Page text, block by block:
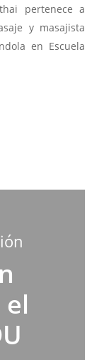
pertenece a
y masajista
en Escuela